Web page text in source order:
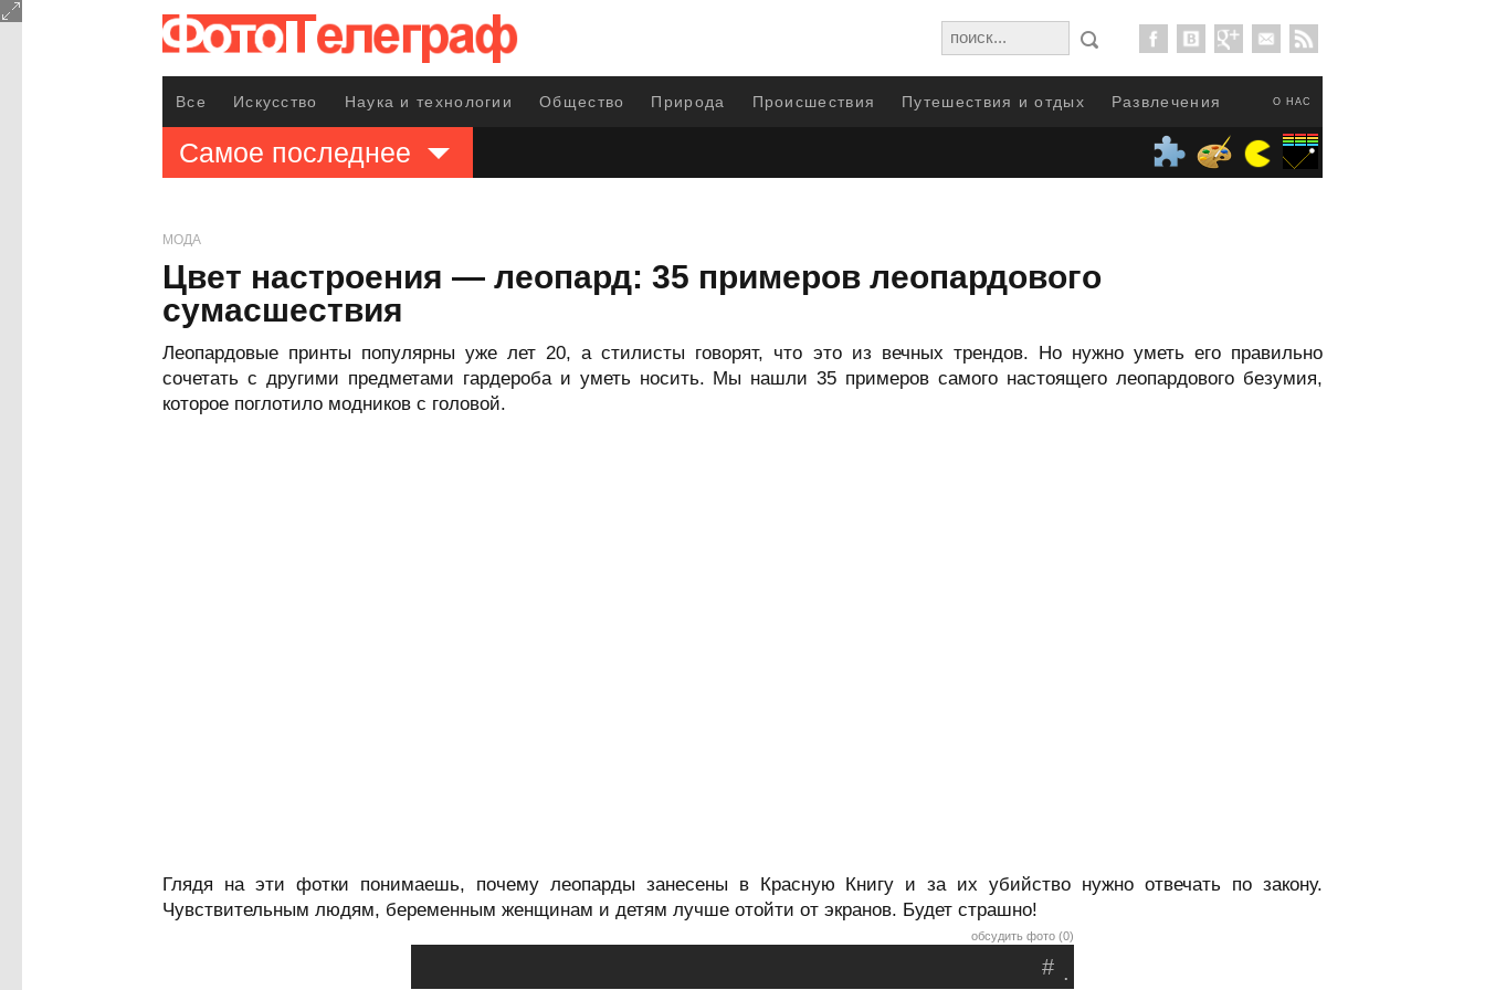
О НАС
Все Искусство Наука и технологии Общество Природа Происшествия Путешествия и отдых Развлечения
Самое последнее
МОДА
Цвет настроения — леопард: 35 примеров леопардового
сумасшествия
Леопардовые принты популярны уже лет 20, а стилисты говорят, что это из вечных трендов. Но нужно уметь его правильно
сочетать с другими предметами гардероба и уметь носить. Мы нашли 35 примеров самого настоящего леопардового безумия,
которое поглотило модников с головой.
Глядя на эти фотки понимаешь, почему леопарды занесены в Красную Книгу и за их убийство нужно отвечать по закону.
Чувствительным людям, беременным женщинам и детям лучше отойти от экранов. Будет страшно!
обсудить фото (0)
.
#